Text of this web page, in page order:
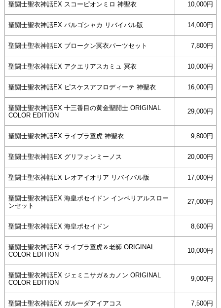
聖闘士聖衣神話EX スコーピオンミロ 神聖衣 10,000円
聖闘士聖衣神話EX バルゴシャカ リバイバル版 14,000円
聖闘士聖衣神話EX ブロークン冥衣パーツセット 7,800円
聖闘士聖衣神話EX アクエリアスカミュ 冥衣 10,000円
聖闘士聖衣神話EX ピスケスアフロディーテ 神聖衣 16,000円
聖闘士聖衣神話EX 十三番目の黄金聖闘士 ORIGINAL
COLOR EDITION
29,000円
聖闘士聖衣神話EX ライブラ童虎 神聖衣 9,800円
聖闘士聖衣神話EX グリフォンミーノス 20,000円
聖闘士聖衣神話EX レオアイオリア リバイバル版 17,000円
聖闘士聖衣神話EX 海皇ポセイドン インペリアルスロー
ンセット
27,000円
聖闘士聖衣神話EX 海皇ポセイドン 8,600円
聖闘士聖衣神話EX ライブラ童虎＆老師 ORIGINAL
COLOR EDITION
10,000円
聖闘士聖衣神話EX ジェミニサガ＆カノン ORIGINAL
COLOR EDITION
9,000円
聖闘士聖衣神話EX ガルーダアイアコス 7,500円